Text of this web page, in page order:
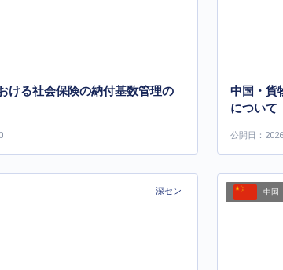
ける社会保険の納付基数管理の
中国・貨
について
公開日：
深セン 中国